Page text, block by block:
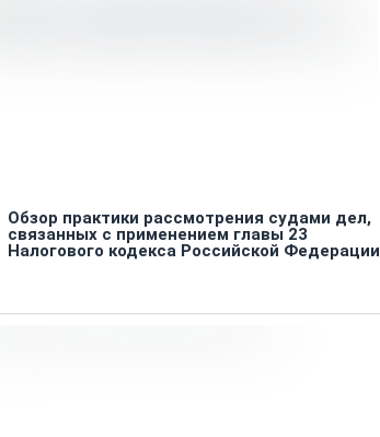
Обзор практики рассмотрения судами дел,
связанных с применением главы 23
Налогового кодекса Российской Федерации